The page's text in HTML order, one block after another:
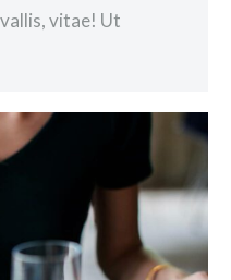
vitae! Ut